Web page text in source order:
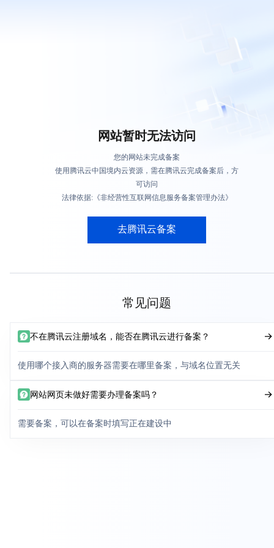
网站暂时无法访问
您的网站未完成备案
使用腾讯云中国境内云资源，需在腾讯云完成备案后，方
可访问
法律依据:《非经营性互联网信息服务备案管理办法》
去腾讯云备案
常见问题
不在腾讯云注册域名，能否在腾讯云进行备案？
使用哪个接入商的服务器需要在哪里备案，与域名位置无关
网站网页未做好需要办理备案吗？
需要备案，可以在备案时填写正在建设中